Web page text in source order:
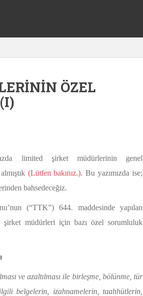
ÖZEL
limited şirket müdürlerinin genel
(Lütfen bakınız.). Bu yazımızda ise;
bahsedeceğiz.
(“TTK”) 644. maddesinde yapılan
şirket müdürleri için bazı özel sorumluluk
ve azaltılması ile birleşme, bölünme, tür
belgelerin, izahnamelerin, taahhütlerin,